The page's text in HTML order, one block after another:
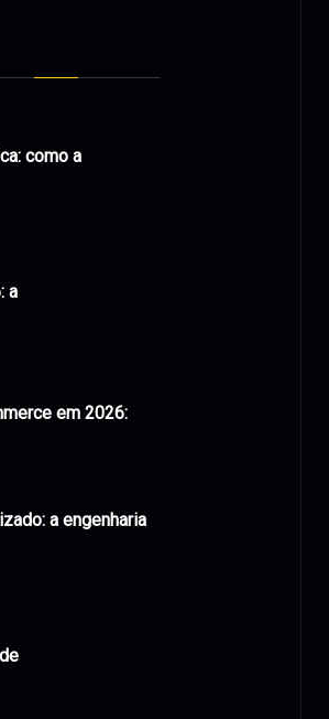
como a
a
em 2026:
a engenharia